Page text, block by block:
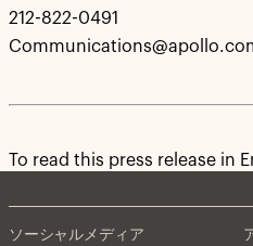
212-822-0491
To read this press release in
ソーシャルメディア